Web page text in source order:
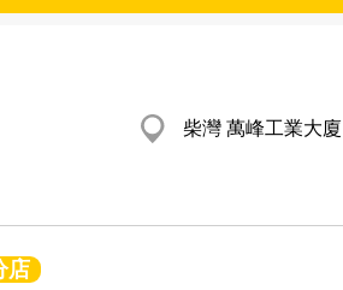
柴灣 萬峰工業大廈
店